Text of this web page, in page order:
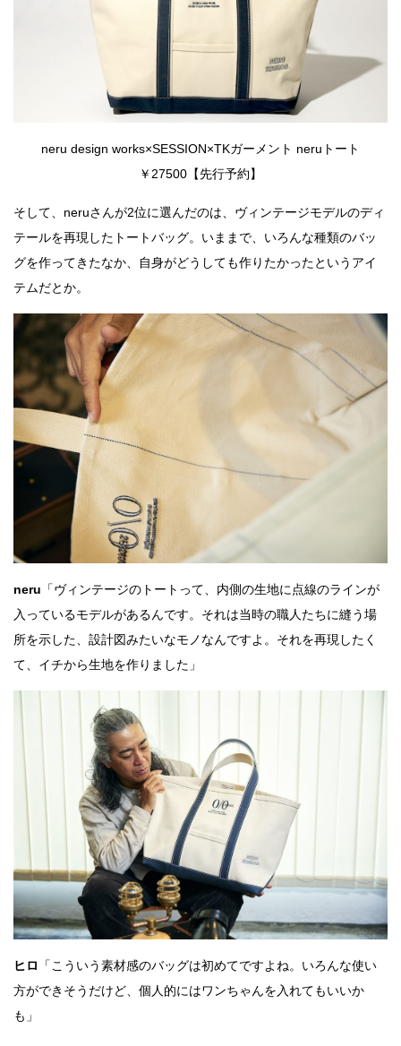
neru design works×SESSION×TKガーメント neruトート
￥27500【先行予約】
そして、neruさんが2位に選んだのは、ヴィンテージモデルのディ
テールを再現したトートバッグ。いままで、いろんな種類のバッ
グを作ってきたなか、自身がどうしても作りたかったというアイ
テムだとか。
neru 「ヴィンテージのトートって、内側の生地に点線のラインが
入っているモデルがあるんです。それは当時の職人たちに縫う場
所を示した、設計図みたいなモノなんですよ。それを再現したく
て、イチから生地を作りました」
ヒロ
「こういう素材感のバッグは初めてですよね。いろんな使い
方ができそうだけど、個人的にはワンちゃんを入れてもいいか
も」